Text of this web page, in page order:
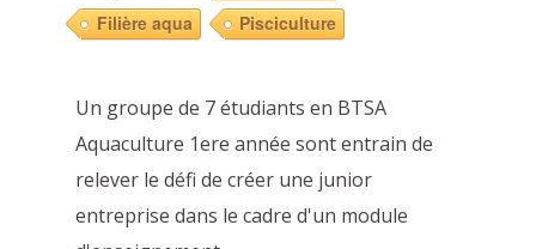
Filière aqua
Pisciculture
Un groupe de 7 étudiants en BTSA
Aquaculture 1ere année sont entrain de
relever le défi de créer une junior
entreprise dans le cadre d'un module